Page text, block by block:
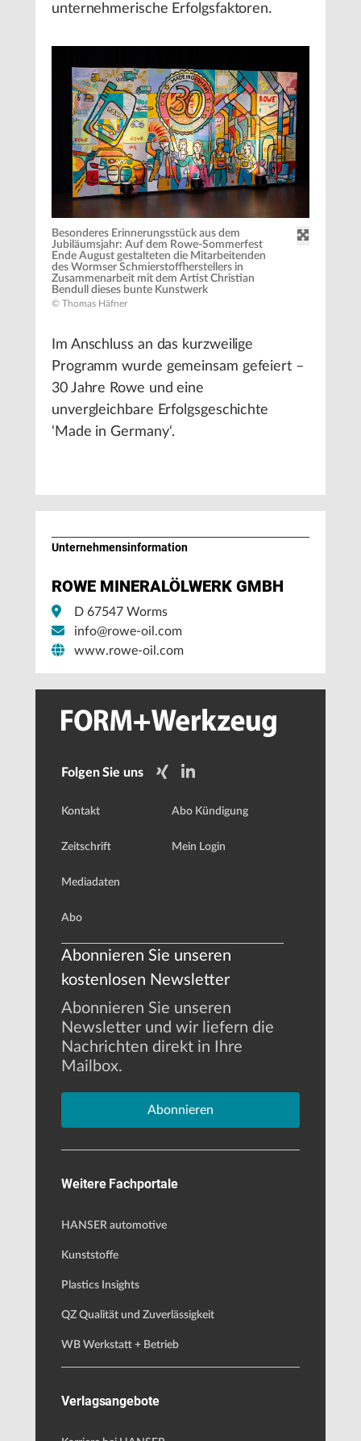
unternehmerische Erfolgsfaktoren.
Besonderes Erinnerungsstück aus dem
Jubiläumsjahr: Auf dem Rowe-Sommerfest
Ende August gestalteten die Mitarbeitenden
des Wormser Schmierstoffherstellers in
Zusammenarbeit mit dem Artist Christian
Bendull dieses bunte Kunstwerk
© Thomas Häfner
Im Anschluss an das kurzweilige
Programm wurde gemeinsam gefeiert –
30 Jahre Rowe und eine
unvergleichbare Erfolgsgeschichte
‘Made in Germany‘.
Unternehmens­information
ROWE MINERALÖLWERK GMBH
D 67547 Worms
info@rowe-oil.com
www.rowe-oil.com
Folgen Sie uns
Kontakt
Zeitschrift
Mediadaten
Abo
Abo Kündigung
Mein Login
Abonnieren Sie unseren
kostenlosen Newsletter
Abonnieren Sie unseren
Newsletter und wir liefern die
Nachrichten direkt in Ihre
Mailbox.
Abonnieren
Weitere Fachportale
HANSER automotive
Kunststoffe
Plastics Insights
QZ Qualität und Zuverlässigkeit
WB Werkstatt + Betrieb
Verlagsangebote